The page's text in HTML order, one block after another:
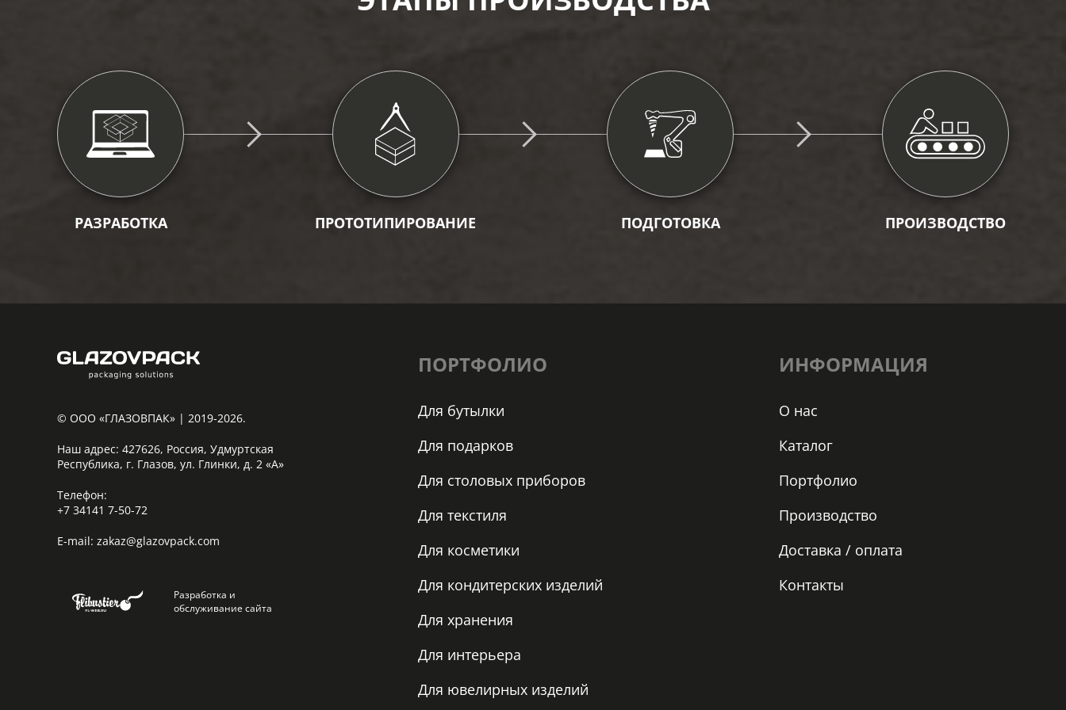
РАЗРАБОТКА ПРОТОТИПИРОВАНИЕ ПОДГОТОВКА ПРОИЗВОДСТВО
© ООО «ГЛАЗОВПАК» | 2019-2026.
Наш адрес: 427626, Россия, Удмуртская
Республика, г. Глазов, ул. Глинки, д. 2 «А»
Телефон:
+7 34141 7-50-72
E-mail: zakaz@glazovpack.com
Разработка и
обслуживание сайта
ПОРТФОЛИО
Для бутылки
Для подарков
Для столовых приборов
Для текстиля
Для косметики
Для кондитерских изделий
Для хранения
Для интерьера
Для ювелирных изделий
ИНФОРМАЦИЯ
О нас
Каталог
Портфолио
Производство
Доставка / оплата
Контакты